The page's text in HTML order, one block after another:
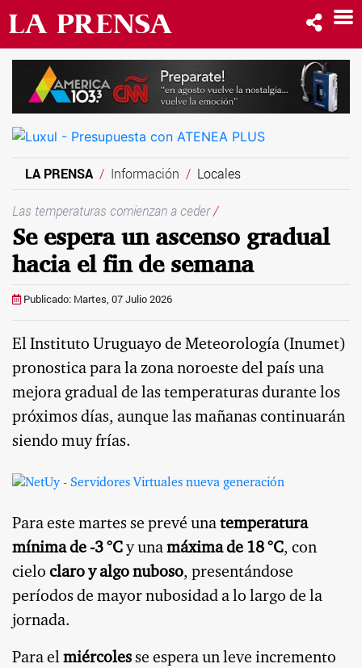
LA PRENSA Información Locales
Las temperaturas comienzan a ceder/
Se espera un ascenso gradual
hacia el fin de semana
Publicado: Martes, 07 Julio 2026
El Instituto Uruguayo de Meteorología (Inumet)
pronostica para la zona noroeste del país una
mejora gradual de las temperaturas durante los
próximos días, aunque las mañanas continuarán
siendo muy frías.
Para este martes se prevé una temperatura
mínima de -3 °C y una máxima de 18 °C, con
cielo claro y algo nuboso, presentándose
períodos de mayor nubosidad a lo largo de la
jornada.
Para el miércoles se espera un leve incremento